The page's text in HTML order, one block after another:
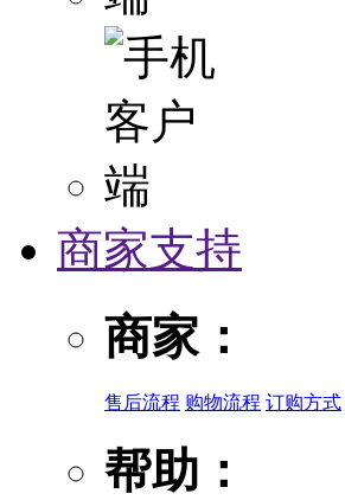
商家支持
商家：
售后流程 购物流程 订购方式
帮助：